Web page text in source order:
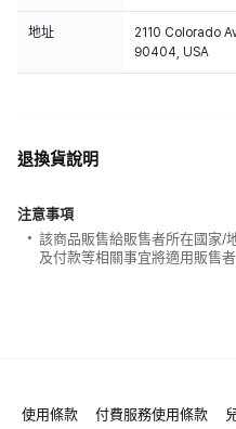
地址
2110 Colorado
90404, USA
退換貨說明
注意事項
該商品販售給販售者所在國家/
及付款等相關事宜將適用販售
使用條款 付費服務使用條款